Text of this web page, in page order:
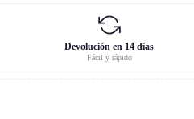
Devolución en 14 días
Fácil y rápido